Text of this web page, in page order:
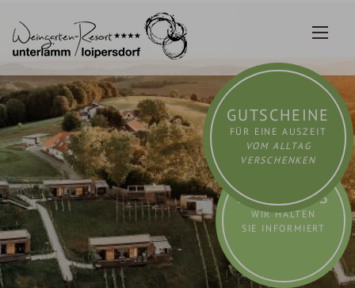
Inhalt
springen
GUTSCHEINE
FÜR EINE AUSZEIT
VOM ALLTAG
VERSCHENKEN
AKTUELLES
WIR HALTEN
SIE INFORMIERT